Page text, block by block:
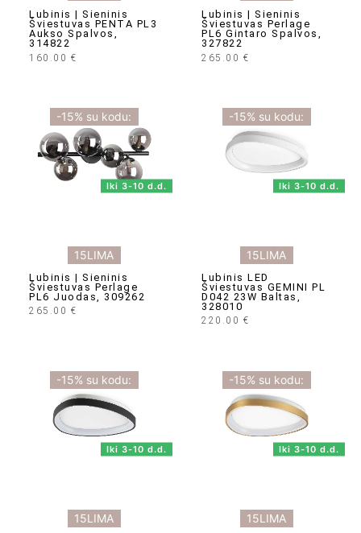
Lubinis | Sieninis
Šviestuvas PENTA PL3
Aukso Spalvos,
314822
160.00 €
Lubinis | Sieninis
Šviestuvas Perlage
PL6 Gintaro Spalvos,
327822
265.00 €
15LIMA
-15% su kodu:
Iki 3-10 d.d.
Lubinis | Sieninis
Šviestuvas Perlage
PL6 Juodas, 309262
265.00 €
15LIMA
-15% su kodu:
Iki 3-10 d.d.
Lubinis LED
Šviestuvas GEMINI PL
D042 23W Baltas,
328010
220.00 €
15LIMA
-15% su kodu:
Iki 3-10 d.d.
15LIMA
-15% su kodu:
Iki 3-10 d.d.